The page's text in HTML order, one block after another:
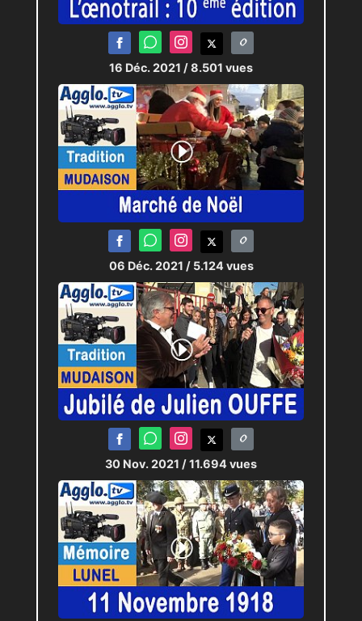
16 Déc. 2021 / 8.501 vues
06 Déc. 2021 / 5.124 vues
30 Nov. 2021 / 11.694 vues